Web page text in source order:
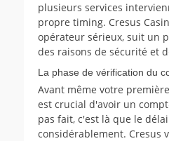
plusieurs services
propre timing. Cresus
opérateur sérieux, suit un
des raisons de sécurité et
La phase de vérification du
Avant même votre
est crucial d'avoir un
pas fait, c'est là que le
considérablement. Cresus